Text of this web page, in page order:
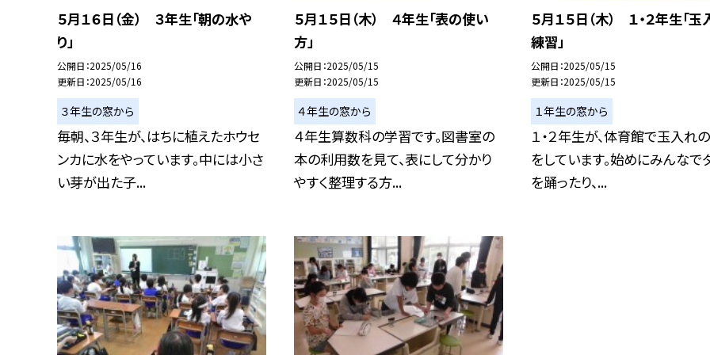
５月１６日（金） ３年生「朝の水や
り」
公開日 2025/05/16
更新日 2025/05/16
３年生の窓から
毎朝、３年生が、はちに植えたホウセ
ンカに水をやっています。中には小さ
い芽が出た子...
５月１５日（木） ４年生「表の使い
方」
公開日 2025/05/15
更新日 2025/05/15
４年生の窓から
４年生算数科の学習です。図書室の
本の利用数を見て、表にして分かり
やすく整理する方...
５月１５日（木） １・２年生「玉
練習」
公開日 2025/05/15
更新日 2025/05/15
１年生の窓から
１・２年生が、体育館で玉入れ
をしています。始めにみんなで
を踊ったり、...